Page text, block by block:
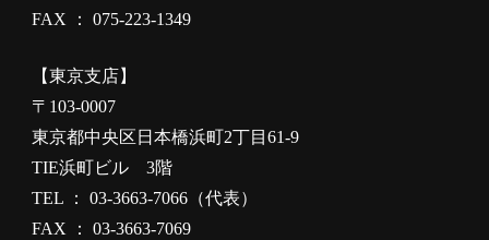
FAX ： 075-223-1349
【東京支店】
〒103-0007
東京都中央区日本橋浜町2丁目61-9
TIE浜町ビル 3階
TEL ： 03-3663-7066（代表）
FAX ： 03-3663-7069